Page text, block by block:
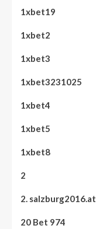
1xbet19
1xbet2
1xbet3
1xbet3231025
1xbet4
1xbet5
1xbet8
2
2. salzburg2016.at
20 Bet 974